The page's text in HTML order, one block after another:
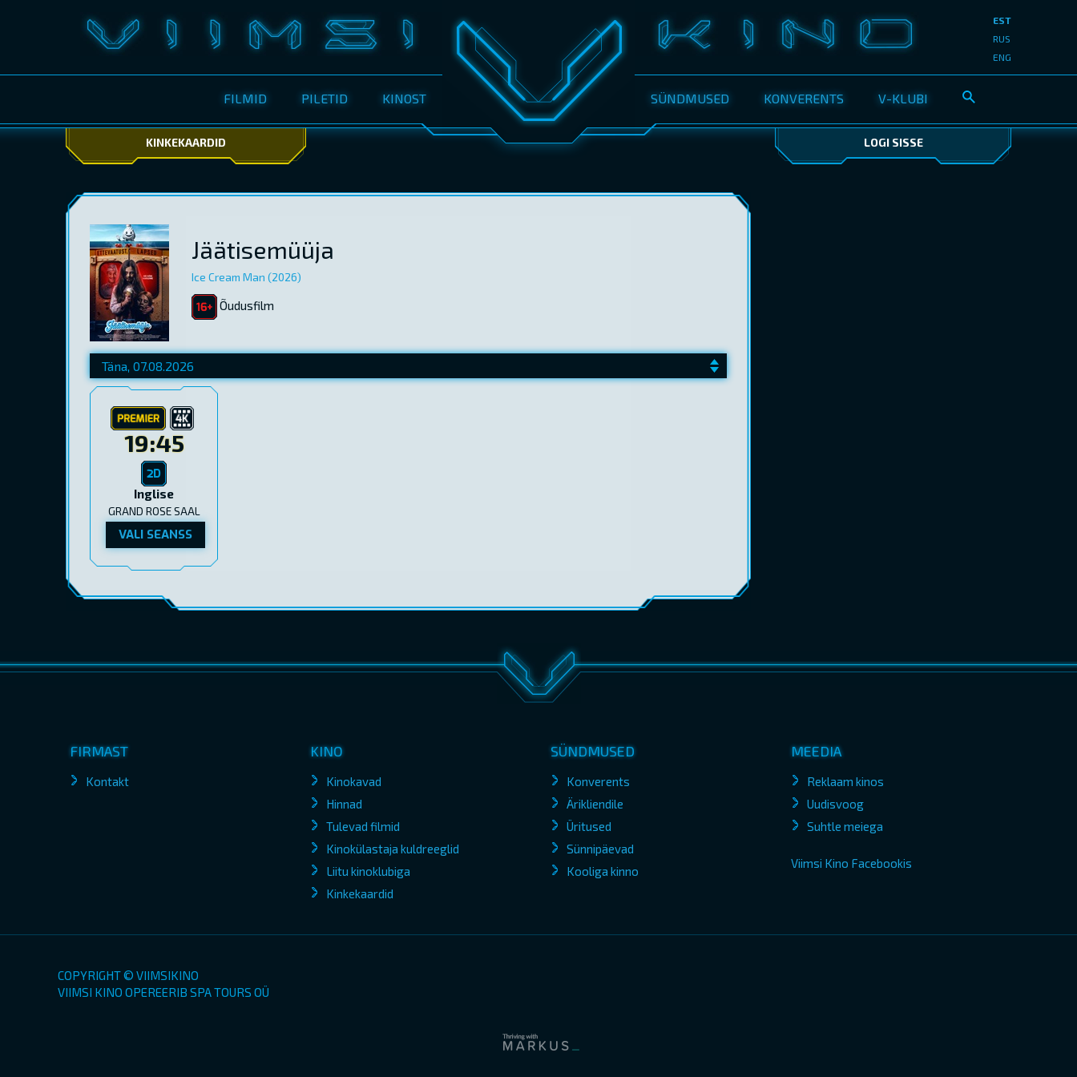
FILMID PILETID KINOST SÜNDMUSED KONVERENTS V-KLUBI
EST
RUS
ENG
KINKEKAARDID LOGI SISSE
Jäätisemüüja
Ice Cream Man (2026)
Õudusfilm
19:45
Inglise
GRAND ROSE SAAL
VALI SEANSS
FIRMAST
Kontakt
KINO
Kinokavad
Hinnad
Tulevad filmid
Kinokülastaja kuldreeglid
Liitu kinoklubiga
Kinkekaardid
SÜNDMUSED
Konverents
Ärikliendile
Üritused
Sünnipäevad
Kooliga kinno
MEEDIA
Reklaam kinos
Uudisvoog
Suhtle meiega
Viimsi Kino Facebookis
COPYRIGHT © VIIMSIKINO
VIIMSI KINO OPEREERIB SPA TOURS OÜ